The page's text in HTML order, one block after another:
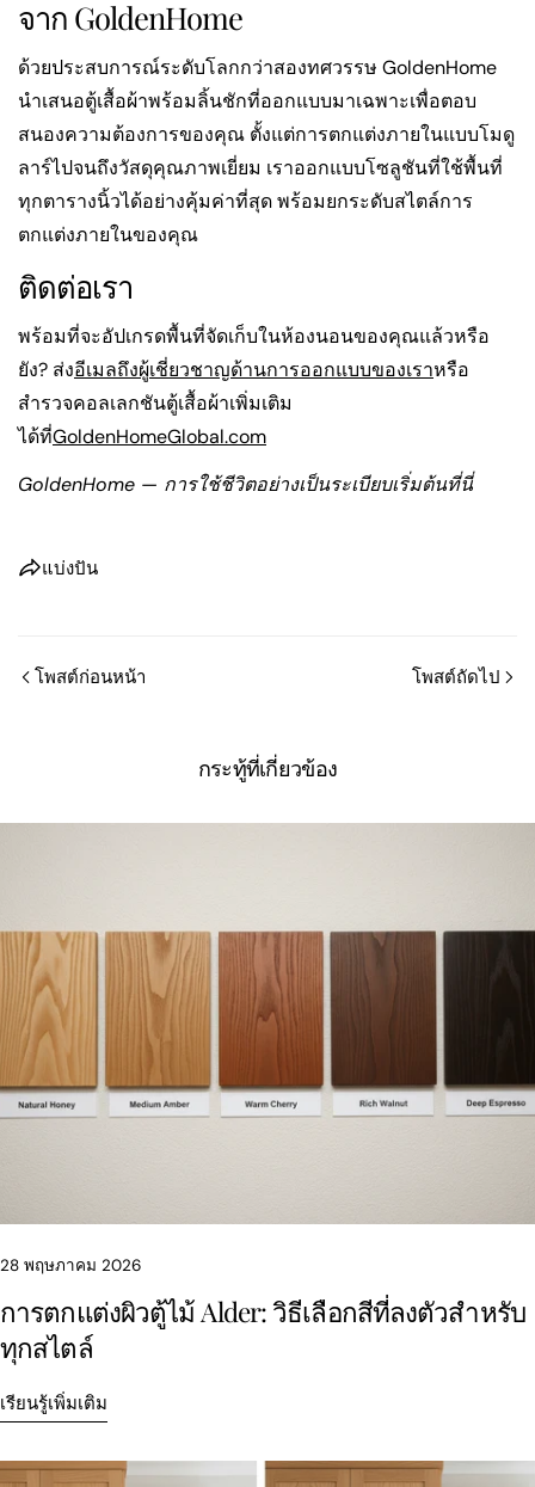
จาก GoldenHome
ด้วยประสบการณ์ระดับโลกกว่าสองทศวรรษ GoldenHome
นำเสนอตู้เสื้อผ้าพร้อมลิ้นชักที่ออกแบบมาเฉพาะเพื่อตอบ
สนองความต้องการของคุณ ตั้งแต่การตกแต่งภายในแบบโมดู
ลาร์ไปจนถึงวัสดุคุณภาพเยี่ยม เราออกแบบโซลูชันที่ใช้พื้นที่
ทุกตารางนิ้วได้อย่างคุ้มค่าที่สุด พร้อมยกระดับสไตล์การ
ตกแต่งภายในของคุณ
ติดต่อเรา
พร้อมที่จะอัปเกรดพื้นที่จัดเก็บในห้องนอนของคุณแล้วหรือ
ยัง? ส่งอีเมลถึงผู้เชี่ยวชาญด้านการออกแบบของเราหรือ
สำรวจคอลเลกชันตู้เสื้อผ้าเพิ่มเติม
ได้ที่GoldenHomeGlobal.com
GoldenHome — การใช้ชีวิตอย่างเป็นระเบียบเริ่มต้นที่นี่
แบ่งปัน
โพสต์ก่อนหน้า โพสต์ถัดไป
กระทู้ที่เกี่ยวข้อง
28 พฤษภาคม 2026
การตกแต่งผิวตู้ไม้ Alder: วิธีเลือกสีที่ลงตัวสำหรับ
ทุกสไตล์
เรียนรู้เพิ่มเติม